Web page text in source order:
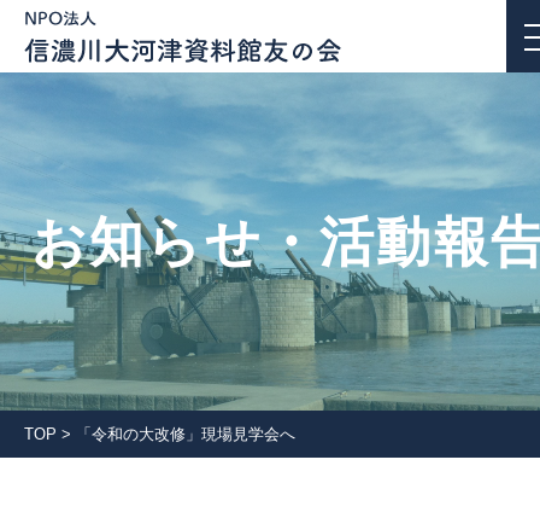
お知らせ・活動報告
私たちについて
活動紹介
団体会員一覧
入会案内
お知らせ・活動報
TOP > 「令和の大改修」現場見学会へ